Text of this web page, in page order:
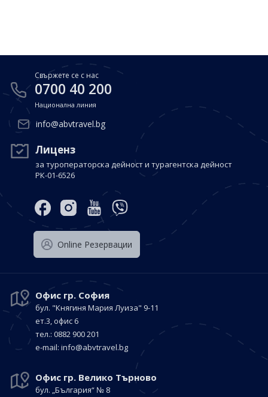
Почивки в Италия
Почивки в Доминиканска република
Почивки в Дубай
Почивка в Мексико
Политика за поверителност
Контакти
Вход за агенти
Свържете се с нас
0700 40 200
Свържете се с нас
0700 40 200
Национална линия
info@abvtravel.bg
Лиценз
за туроператорска дейност и турагентска дейност
РК-01-6526
Оnline Резервации
Офис гр. София
бул. "Княгиня Мария Луиза" 9-11
ет.3, офис 6
тел.: 0882 900 201
е-mail: info@abvtravel.bg
Офис гр. Велико Търново
бул. „България“ № 8